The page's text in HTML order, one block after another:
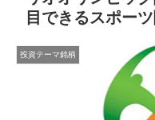
目できるスポー
投資テーマ銘柄